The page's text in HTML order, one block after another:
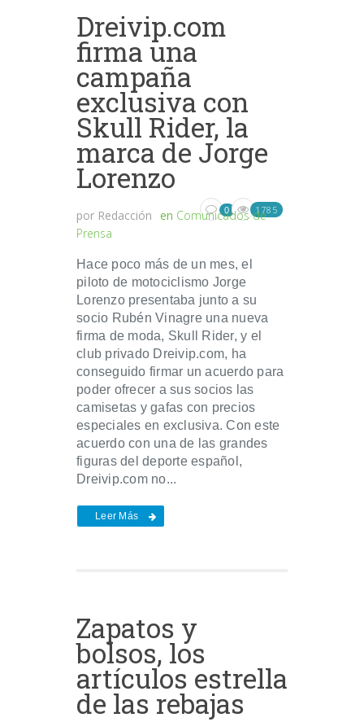
Dreivip.com
firma una
campaña
exclusiva con
Skull Rider, la
marca de Jorge
Lorenzo
por Redacción en Comunicados de
Prensa
0 1785
Hace poco más de un mes, el
piloto de motociclismo Jorge
Lorenzo presentaba junto a su
socio Rubén Vinagre una nueva
firma de moda, Skull Rider, y el
club privado Dreivip.com, ha
conseguido firmar un acuerdo para
poder ofrecer a sus socios las
camisetas y gafas con precios
especiales en exclusiva. Con este
acuerdo con una de las grandes
figuras del deporte español,
Dreivip.com no...
Leer Más
Zapatos y
bolsos, los
artículos estrella
de las rebajas